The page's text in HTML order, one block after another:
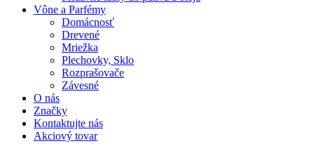
Vône a Parfémy
Domácnosť
Drevené
Mriežka
Plechovky, Sklo
Rozprašovače
Závesné
O nás
Značky
Kontaktujte nás
Akciový tovar